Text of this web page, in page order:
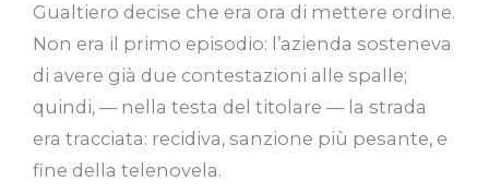
Gualtiero decise che era ora di mettere ordine.
Non era il primo episodio: l’azienda sosteneva
di avere già due contestazioni alle spalle;
quindi, — nella testa del titolare — la strada
era tracciata: recidiva, sanzione più pesante, e
fine della telenovela.